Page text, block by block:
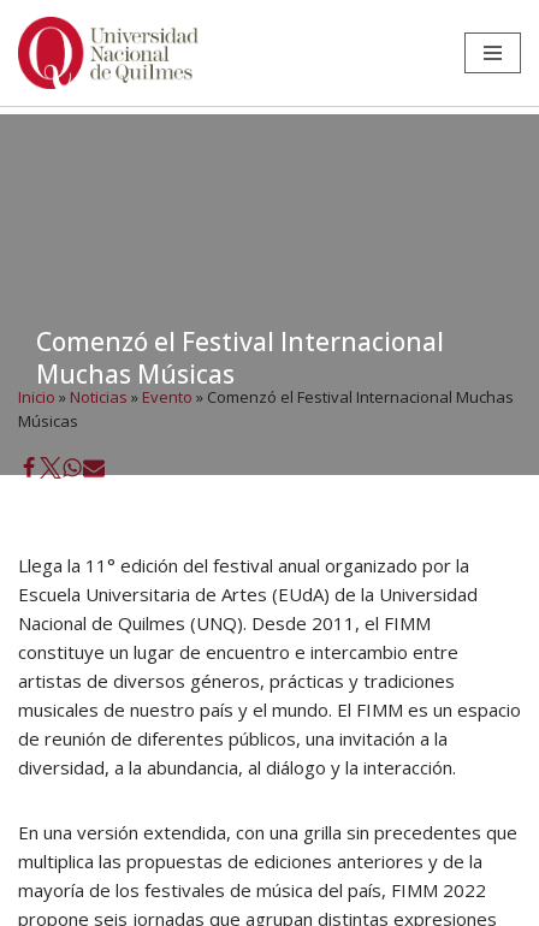
Ir
Comenzó el Festival Internacional
Muchas Músicas
Inicio » Noticias » Evento » Comenzó el Festival Internacional Muchas
Músicas
Llega la 11° edición del festival anual organizado por la
Escuela Universitaria de Artes (EUdA) de la Universidad
Nacional de Quilmes (UNQ). Desde 2011, el FIMM
constituye un lugar de encuentro e intercambio entre
artistas de diversos géneros, prácticas y tradiciones
musicales de nuestro país y el mundo. El FIMM es un espacio
de reunión de diferentes públicos, una invitación a la
diversidad, a la abundancia, al diálogo y la interacción.
En una versión extendida, con una grilla sin precedentes que
multiplica las propuestas de ediciones anteriores y de la
mayoría de los festivales de música del país, FIMM 2022
propone seis jornadas que agrupan distintas expresiones